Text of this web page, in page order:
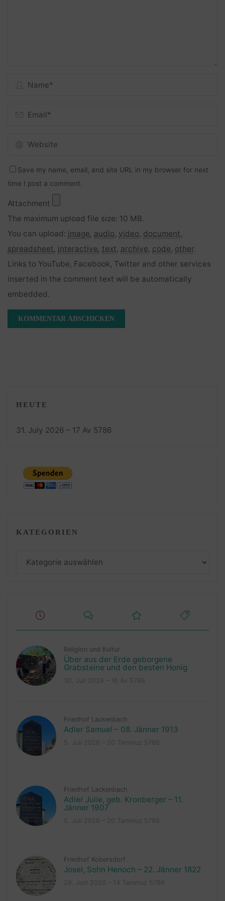
Save my name, email, and site URL in my browser for next
time I post a comment.
Attachment
The maximum upload file size: 10 MB.
You can upload: image, audio, video, document,
spreadsheet, interactive, text, archive, code, other.
Links to YouTube, Facebook, Twitter and other services
inserted in the comment text will be automatically
embedded.
HEUTE
31. July 2026 – 17 Av 5786
KATEGORIEN
Religion und Kultur
Über aus der Erde geborgene
Grabsteine und den besten Honig
Friedhof Lackenbach
Adler Samuel – 08. Jänner 1913
Friedhof Lackenbach
Adler Julie, geb. Kronberger – 11.
Jänner 1907
Friedhof Kobersdorf
Josel, Sohn Henoch – 22. Jänner 1822